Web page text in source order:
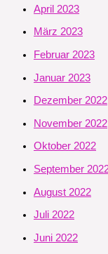
April 2023
März 2023
Februar 2023
Januar 2023
Dezember 2022
November 2022
Oktober 2022
September
August 2022
Juli 2022
Juni 2022